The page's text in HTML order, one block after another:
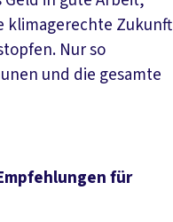
klimagerechte Zukunft
Nur so
und die gesamte
für